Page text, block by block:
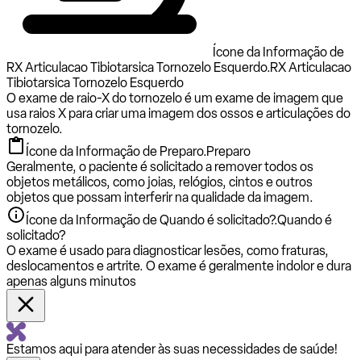
Ícone da Informação de
RX Articulacao Tibiotarsica Tornozelo Esquerdo.RX Articulacao
Tibiotarsica Tornozelo Esquerdo
O exame de raio-X do tornozelo é um exame de imagem que
usa raios X para criar uma imagem dos ossos e articulações do
tornozelo.
Ícone da Informação de Preparo.Preparo
Geralmente, o paciente é solicitado a remover todos os
objetos metálicos, como joias, relógios, cintos e outros
objetos que possam interferir na qualidade da imagem.
Ícone da Informação de Quando é solicitado?.Quando é
solicitado?
O exame é usado para diagnosticar lesões, como fraturas,
deslocamentos e artrite. O exame é geralmente indolor e dura
apenas alguns minutos
Estamos aqui para atender às suas necessidades de saúde!